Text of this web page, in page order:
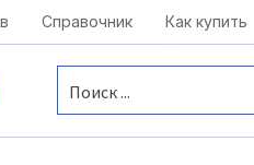
офис 1Справочник Как купить